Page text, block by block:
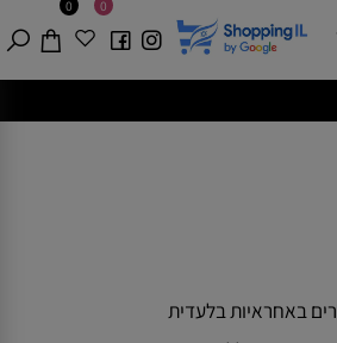
0 0
באחראיות בלעדית